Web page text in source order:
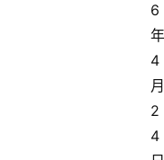
6
年
4
月
2
4